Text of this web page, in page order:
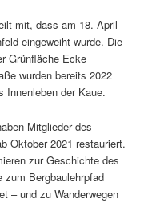
mit, dass am 18. April
einge­weiht wurde. Die
Grünfläche Ecke
wurden bereits 2022
Innenleben der Kaue.
Mitglieder des
Oktober 2021 restau­riert.
zur Geschichte des
Bergbaulehrpfad
– und zu Wanderwegen